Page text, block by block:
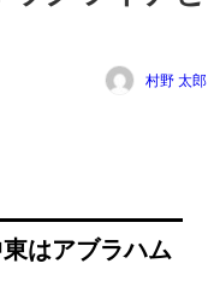
村野 太郎
はアブラハム